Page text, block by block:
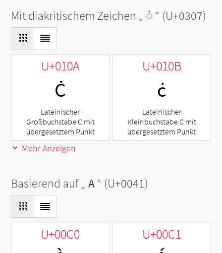
Mit diakritischem Zeichen „ ◌̇ “ (U+0307)
U+010A
Ċ
Lateinischer
Großbuchstabe C mit
übergesetztem Punkt
U+010B
ċ
Lateinischer
Kleinbuchstabe C mit
übergesetztem Punkt
Mehr Anzeigen
Basierend auf „ A“ (U+0041)
U+00C0 U+00C1